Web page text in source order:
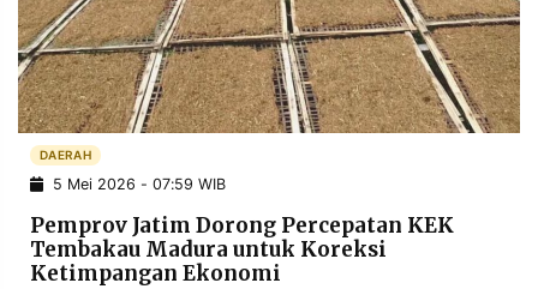
INFORMASI
PRIVACY
POLICY
BERITA
WARGA
INFORMASI
IKLAN
KIRIM
PENGADUAN TERM
OF
SERVICE
DAERAH
5 Mei 2026 - 07:59 WIB
Pemprov Jatim Dorong Percepatan KEK
Tembakau Madura untuk Koreksi
Ketimpangan Ekonomi